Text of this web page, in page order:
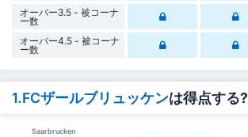
オーバー3.5 - 被コーナ
ー数
オーバー4.5 - 被コーナ
ー数
1.FCザールブリュッケンは得点する?
Saarbrucken